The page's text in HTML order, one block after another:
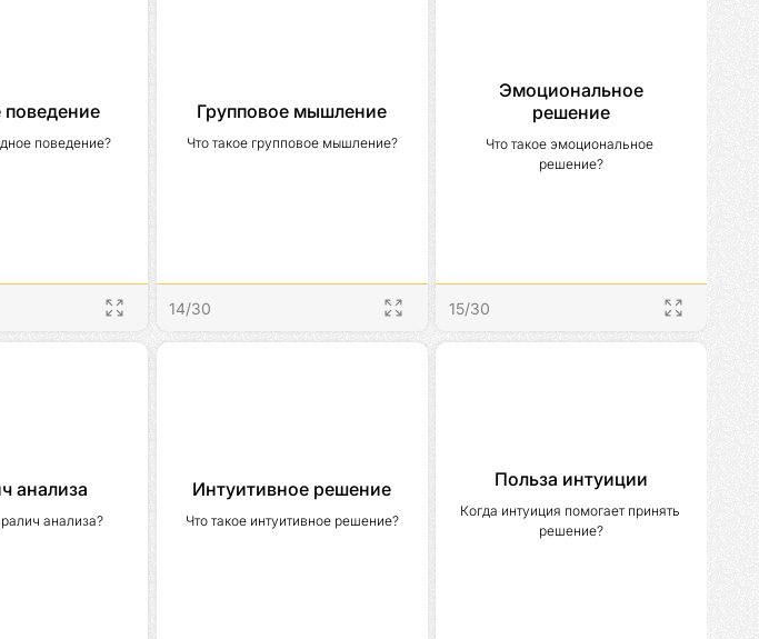
поведение?
Групповое мышление
Что такое групповое мышление?
14/30
Эмоциональное
решение
Что такое эмоциональное
решение?
15/30
анализа
анализа?
Интуитивное решение
Что такое интуитивное решение?
Польза интуиции
Когда интуиция помогает принять
решение?